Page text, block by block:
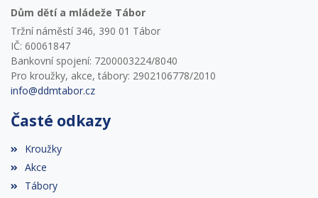
Dům dětí a mládeže Tábor
Tržní náměstí 346, 390 01 Tábor
IČ: 60061847
Bankovní spojení: 7200003224/8040
Pro kroužky, akce, tábory: 2902106778/2010
info@ddmtabor.cz
Časté odkazy
Kroužky
Akce
Tábory